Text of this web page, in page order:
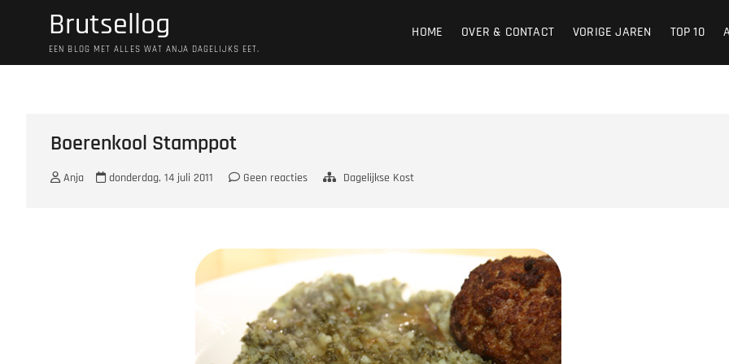
Brutsellog
EEN BLOG MET ALLES WAT ANJA DAGELIJKS EET.
HOME OVER & CONTACT VORIGE JAREN TOP 10
Boerenkool Stamppot
Anja donderdag, 14 juli 2011 Geen reacties Dagelijkse Kost